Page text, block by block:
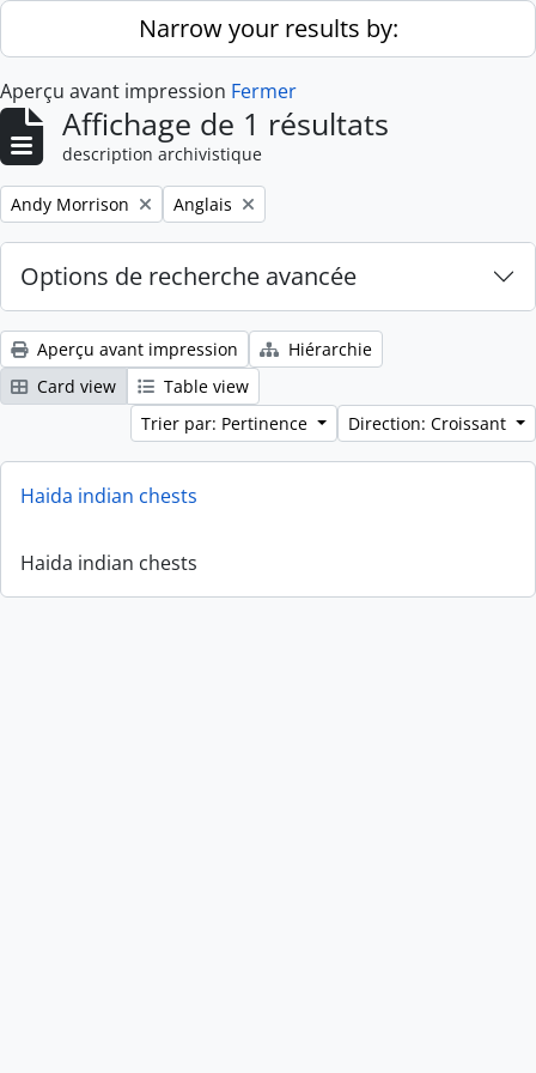
Skip to main contentNarrow your results by:
Aperçu avant impression Fermer
Affichage de 1 résultats
description archivistique
Remove filter:
Andy Morrison Remove filter:
Anglais
Options de recherche avancée
Aperçu avant impression
Hiérarchie
Card view
Table view
Trier par: Pertinence
Direction: Croissant
Haida indian chests
Haida indian chests